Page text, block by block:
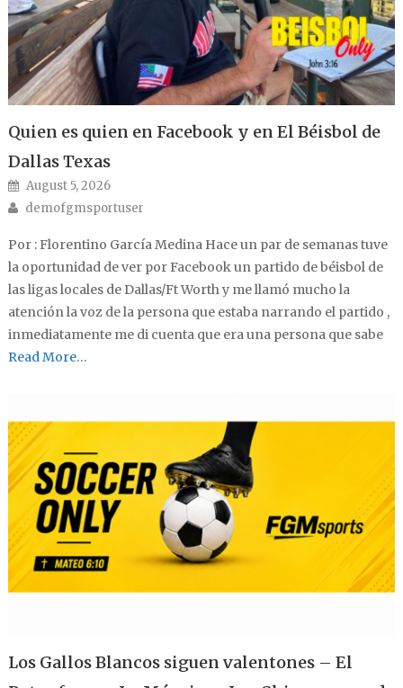
Quien es quien en Facebook y en El Béisbol de
Dallas Texas
Posted on
August 5, 2026
Author
demofgmsportuser
Por : Florentino García Medina Hace un par de semanas tuve
la oportunidad de ver por Facebook un partido de béisbol de
las ligas locales de Dallas/Ft Worth y me llamó mucho la
atención la voz de la persona que estaba narrando el partido ,
inmediatamente me di cuenta que era una persona que sabe
Read More…
Los Gallos Blancos siguen valentones – El